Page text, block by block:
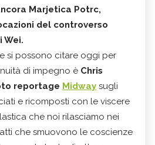
Marjetica Potrc,
del controverso
Wei.
si possono citare oggi per
di impegno è Chris
reportage Midway sugli
e ricomposti con le viscere
che noi rilasciamo nei
che smuovono le coscienze